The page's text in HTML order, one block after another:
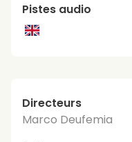
Pistes audio
Directeurs
Marco Deufemia